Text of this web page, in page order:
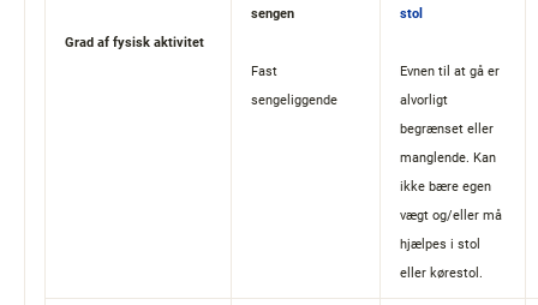
Grad af fysisk aktivitet​
sengen
Fast
sengeliggende
stol
Evnen til at gå er
alvorligt
begrænset eller
manglende. Kan
ikke bære egen
vægt og/eller må
hjælpes i stol
eller kørestol.